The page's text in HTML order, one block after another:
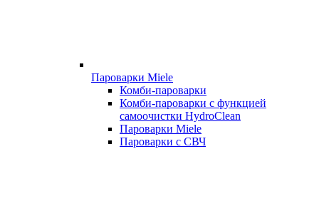
Пароварки Miele
Комби-пароварки
Комби-пароварки с функцией
самоочистки HydroClean
Пароварки Miele
Пароварки с СВЧ